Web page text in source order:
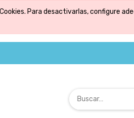
Para desactivarlas, configure